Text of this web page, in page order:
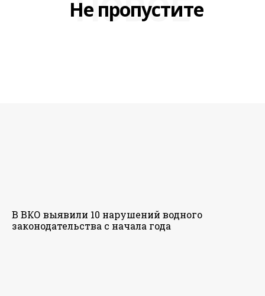
Не пропустите
НОВОЕ
В ВКО выявили 10 нарушений водного
законодательства с начала года